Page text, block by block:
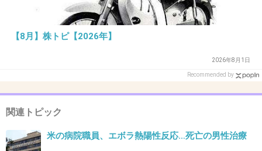
2020/06/15(月) 11:40:58
コロナかもって外国人日本旅行に来て日本医療
にかかった方がお得って押し寄せてくるかも
【8月】株トピ【2026年】
2026年8月1日
Recommended by
関連トピック
米の病院職員、エボラ熱陽性反応…死亡の男性治療